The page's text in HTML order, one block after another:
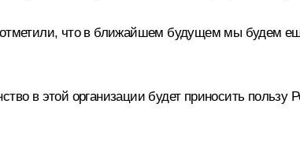
что в ближайшем будущем мы будем
в этой организации будет приносить пользу